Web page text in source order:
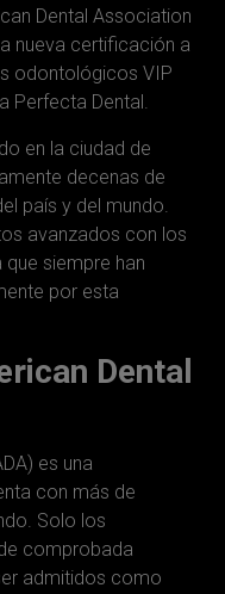
Dental Association
nueva certificación a
odontológicos VIP
Perfecta Dental.
en la ciudad de
decenas de
país y del mundo.
avanzados con los
siempre han
por esta
Dental
es una
con más de
Solo los
comprobada
admitidos como